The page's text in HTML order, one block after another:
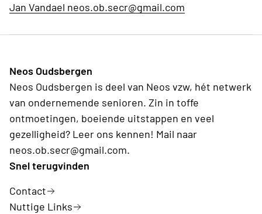
Jan Vandael neos.ob.secr@gmail.com
Neos Oudsbergen
Neos Oudsbergen is deel van Neos vzw, hét netwerk
van ondernemende senioren. Zin in toffe
ontmoetingen, boeiende uitstappen en veel
gezelligheid? Leer ons kennen! Mail naar
neos.ob.secr@gmail.com.
Snel terugvinden
Contact
Nuttige Links